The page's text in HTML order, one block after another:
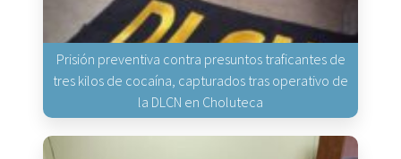
Prisión preventiva contra presuntos traficantes de
tres kilos de cocaína, capturados tras operativo de
la DLCN en Choluteca